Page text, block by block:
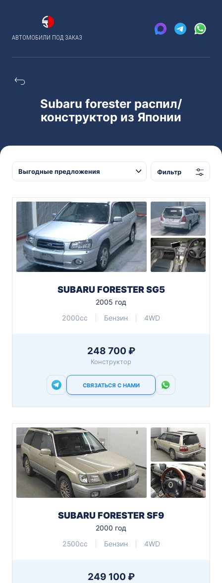
АВТОМОБИЛИ ПОД ЗАКАЗ
Subaru forester распил/
конструктор из Японии
Фильтр
SUBARU FORESTER SG5
2005 год
2000cc
Бензин 4WD
248 700 ₽
Конструктор
СВЯЗАТЬСЯ С НАМИ
SUBARU FORESTER SF9
2000 год
2500cc
Бензин 4WD
249 100 ₽